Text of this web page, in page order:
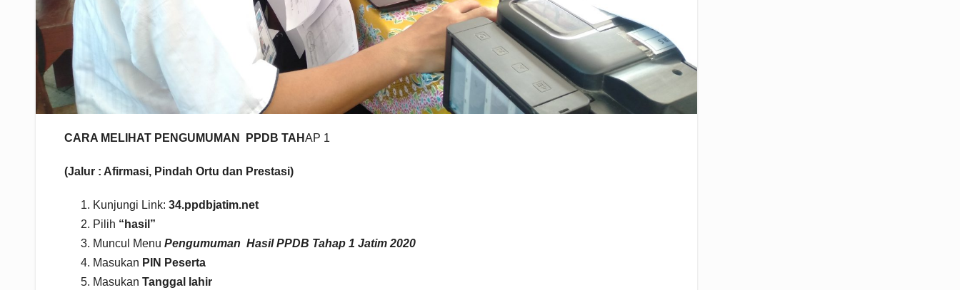
CARA MELIHAT PENGUMUMAN PPDB TAHAP 1
(Jalur : Afirmasi, Pindah Ortu dan Prestasi)
Kunjungi Link: 34.ppdbjatim.net
Pilih “hasil”
Muncul Menu Pengumuman Hasil PPDB Tahap 1 Jatim 2020
Masukan PIN Peserta
Masukan Tanggal lahir